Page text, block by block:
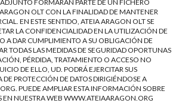
FORMARÁN PARTE DE UN FICHERO
OLT CON LA FINALIDAD DE MANTENER
EN ESTE SENTIDO, ATEIA ARAGON OLT SE
LA CONFIDENCIALIDAD EN LA UTILIZACIÓN DE
A DAR CUMPLIMIENTO A SU OBLIGACIÓN DE
TODAS LAS MEDIDAS DE SEGURIDAD OPORTUNAS
PÉRDIDA, TRATAMIENTO O ACCESO NO
DE ELLO, UD. PODRÁ EJERCITAR SUS
DE PROTECCIÓN DE DATOS DIRIGIÉNDOSE A
. PUEDE AMPLIAR ESTA INFORMACIÓN SOBRE
EN NUESTRA WEB WWW.ATEIAARAGON.ORG